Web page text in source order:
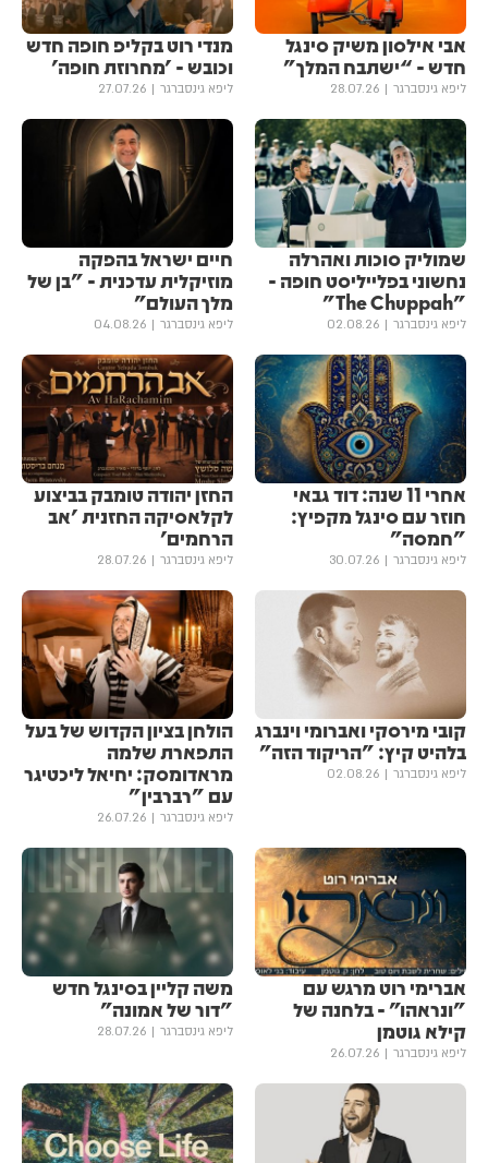
אבי אילסון משיק סינגל
חדש - “ישתבח המלך”
ליפא גינסברגר 28.07.26
מנדי רוט בקליפ חופה חדש
וכובש - 'מחרוזת חופה'
ליפא גינסברגר 27.07.26
שמוליק סוכות ואהרלה
נחשוני בפלייליסט חופה -
"The Chuppah"
ליפא גינסברגר 02.08.26
חיים ישראל בהפקה
מוזיקלית עדכנית - "בן של
מלך העולם"
ליפא גינסברגר 04.08.26
אחרי 11 שנה: דוד גבאי
חוזר עם סינגל מקפיץ:
"חמסה"
ליפא גינסברגר 30.07.26
החזן יהודה טומבק בביצוע
לקלאסיקה החזנית 'אב
הרחמים'
ליפא גינסברגר 28.07.26
קובי מירסקי ואברומי וינברג
בלהיט קיץ: "הריקוד הזה"
ליפא גינסברגר 02.08.26
הולחן בציון הקדוש של בעל
התפארת שלמה
מראדומסק: יחיאל ליכטיגר
עם "רברבין"
ליפא גינסברגר 26.07.26
אברימי רוט מרגש עם
"ונראהו” - בלחנה של
קילא גוטמן
ליפא גינסברגר 26.07.26
משה קליין בסינגל חדש
"דור של אמונה"
ליפא גינסברגר 28.07.26